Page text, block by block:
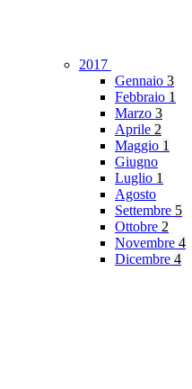
2017
Gennaio 3
Febbraio 1
Marzo 3
Aprile 2
Maggio 1
Giugno
Luglio 1
Agosto
Settembre 5
Ottobre 2
Novembre 4
Dicembre 4